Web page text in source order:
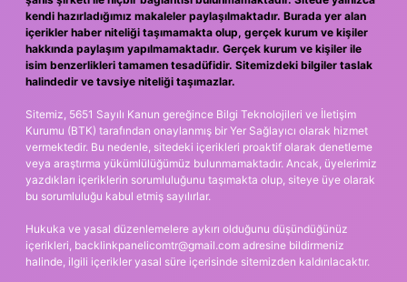
kendi hazırladığımız makaleler paylaşılmaktadır. Burada yer alan
içerikler haber niteliği taşımamakta olup, gerçek kurum ve kişiler
hakkında paylaşım yapılmamaktadır. Gerçek kurum ve kişiler ile
isim benzerlikleri tamamen tesadüfidir. Sitemizdeki bilgiler taslak
halindedir ve tavsiye niteliği taşımazlar.
Sitemiz, 5651 Sayılı Kanun gereğince Bilgi Teknolojileri ve İletişim
Kurumu (BTK) tarafından onaylanmış bir Yer Sağlayıcı olarak hizmet
vermektedir. Bu nedenle, sitedeki içerikleri proaktif olarak denetleme
veya araştırma yükümlülüğümüz bulunmamaktadır. Ancak, üyelerimiz
yazdıkları içeriklerin sorumluluğunu taşımakta olup, siteye üye olarak
bu sorumluluğu kabul etmiş sayılırlar.
Hukuka ve yasal düzenlemelere aykırı olduğunu düşündüğünüz
içerikleri, backlinkpanelicomtr@gmail.com adresine bildirmeniz
halinde, ilgili içerikler yasal süre içerisinde sitemizden kaldırılacaktır.